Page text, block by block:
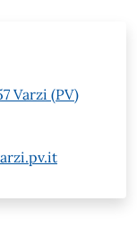
Varzi (PV)